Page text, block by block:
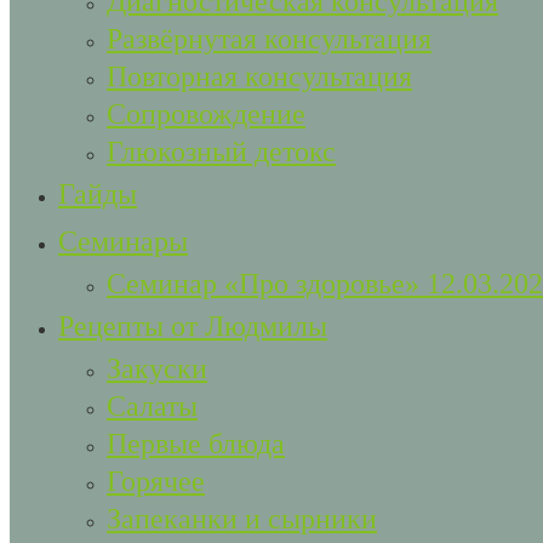
Развёрнутая консультация
Повторная консультация
Сопровождение
Глюкозный детокс
Гайды
Семинары
Семинар «Про здоровье»
Рецепты от Людмилы
Закуски
Салаты
Первые блюда
Горячее
Запеканки и сырники